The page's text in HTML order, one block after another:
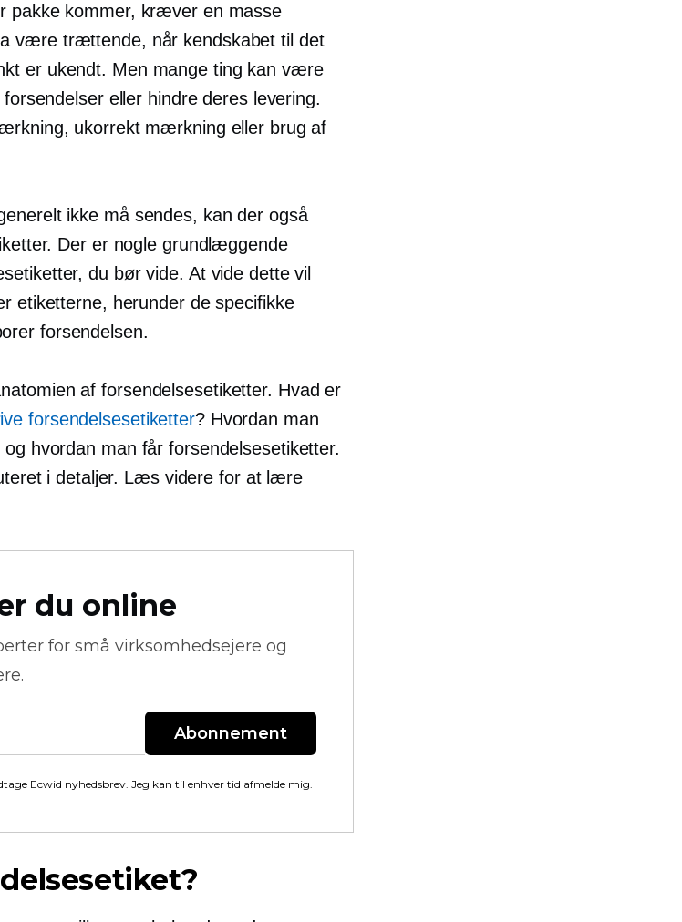
pakke kommer, kræver en masse
være trættende, når kendskabet til det
er ukendt. Men mange ting kan være
eller hindre deres levering.
ukorrekt mærkning eller brug af
ikke må sendes, kan der også
Der er nogle grundlæggende
du bør vide. At vide dette vil
etiketterne, herunder de specifikke
forsendelsen.
af ​​forsendelsesetiketter. Hvad er
forsendelsesetiketter? Hvordan man
hvordan man får forsendelsesetiketter.
i detaljer. Læs videre for at lære
du online
for små virksomhedsejere og
Abonnement
Ecwid nyhedsbrev. Jeg kan til enhver tid afmelde mig.